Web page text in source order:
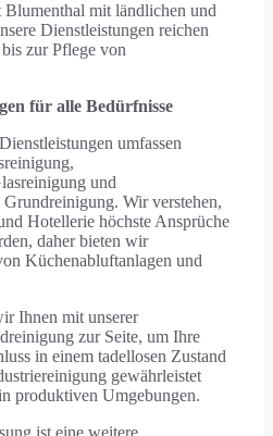
mit ländlichen und
Dienstleistungen reichen
zur Pflege von
für alle Bedürfnisse
umfassen
und
Wir verstehen,
Hotellerie höchste Ansprüche
daher bieten wir
Küchenabluftanlagen und
Ihnen mit unserer
zur Seite, um Ihre
in einem tadellosen Zustand
gewährleistet
produktiven Umgebungen.
ist eine weitere